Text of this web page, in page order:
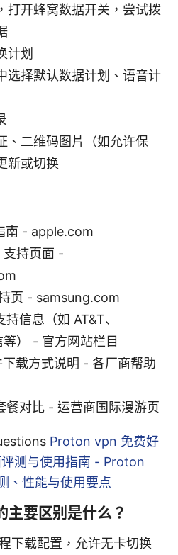
打开蜂窝数据开关，尝试拨
计划
选择默认数据计划、语音计
、二维码图片（如允许保
新或切换
南 - apple.com
支持页面 -
页 - samsung.com
信息（如 AT&T、
） - 官方网站栏目
载方式说明 - 各厂商帮助
餐对比 - 运营商国际漫游页
Proton vpn 免费好
测与使用指南 - Proton
、性能与使用要点
主要区别是什么？
下载配置，允许无卡切换